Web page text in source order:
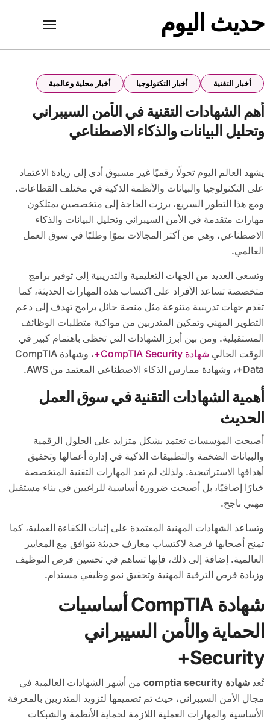
to
content
حديث اليوم
أخبار التقنية أخبار التكنولوجيا أخبار محلية وعالمية
أهم الشهادات التقنية في الأمن السيبراني
وتحليل البيانات والذكاء الاصطناعي
يشهد العالم اليوم تحولًا رقميًا غير مسبوق أدى إلى زيادة الاعتماد
على التكنولوجيا والبيانات والأنظمة الذكية في مختلف القطاعات.
ومع هذا التطور السريع، برزت الحاجة إلى متخصصين يمتلكون
مهارات متقدمة في الأمن السيبراني وتحليل البيانات والذكاء
الاصطناعي، وهي من أكثر المجالات نموًا وطلبًا في سوق العمل
العالمي.
وتسعى العديد من الجهات التعليمية والتدريبية إلى توفير برامج
متخصصة تساعد الأفراد على اكتساب هذه المهارات الحديثة، كما
تقدم جهات تدريبية متنوعة مثل منصة حائل برامج تهدف إلى دعم
التطوير المهني وتمكين المتدربين من مواكبة متطلبات الوظائف
المستقبلية. ومن بين أبرز الشهادات التي تحظى باهتمام كبير في
الوقت الحالي شهادة CompTIA Security+
، وشهادة CompTIA
Data+، وشهادة ممارس الذكاء الاصطناعي المعتمد من AWS.
أهمية الشهادات التقنية في سوق العمل
الحديث
أصبحت المؤسسات تعتمد بشكل متزايد على الحلول الرقمية
والبيانات الضخمة والتطبيقات الذكية في إدارة أعمالها وتحقيق
أهدافها الاستراتيجية. ولذلك لم تعد المهارات التقنية المتخصصة
خيارًا إضافيًا، بل أصبحت ضرورة أساسية للراغبين في بناء مستقبل
مهني ناجح.
وتساعد الشهادات المهنية المعتمدة على إثبات الكفاءة العملية، كما
تمنح أصحابها فرصة لاكتساب معارف حديثة تتوافق مع المعايير
العالمية. إضافة إلى ذلك، فإنها تساهم في تحسين فرص التوظيف
وزيادة فرص الترقية المهنية وتحقيق نمو وظيفي مستدام.
شهادة CompTIA أساسيات
الحماية والأمن السيبراني
Security+
تُعد شهادة comptia security
من أشهر الشهادات العالمية في
مجال الأمن السيبراني، حيث تم تصميمها لتزويد المتدربين بالمعرفة
الأساسية والمهارات العملية اللازمة لحماية الأنظمة والشبكات